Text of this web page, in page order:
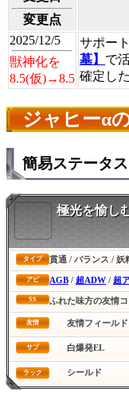
変更点
2025/12/5
獣神化を
8.5(仮)→8.5
サポー
墓】 で
確定した
ジャヒーα
簡易ステータス
極光を愉し
タイプ 貫通 / バランス / 妖
アビ AGB / 超ADW / 超
SS ふれた味方の友情
友情 友情フィールド
サブ 白爆発EL
ラック シールド